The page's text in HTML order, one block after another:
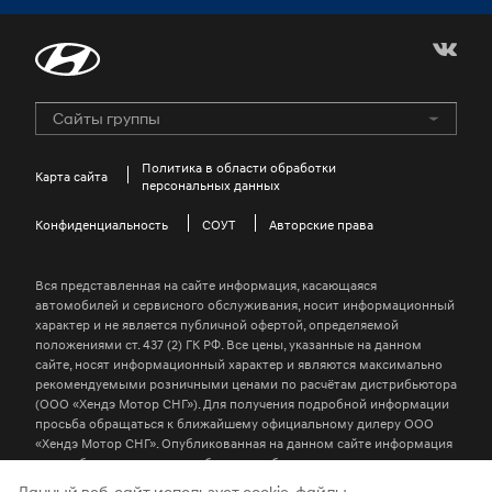
Карта сайта
Политика в области обработки
персональных данных
Конфиденциальность СОУТ Авторские права
Вся представленная на сайте информация, касающаяся
автомобилей и сервисного обслуживания, носит информационный
характер и не является публичной офертой, определяемой
положениями ст. 437 (2) ГК РФ. Все цены, указанные на данном
сайте, носят информационный характер и являются максимально
рекомендуемыми розничными ценами по расчётам дистрибьютора
(ООО «Хендэ Мотор СНГ»). Для получения подробной информации
просьба обращаться к ближайшему официальному дилеру ООО
«Хендэ Мотор СНГ». Опубликованная на данном сайте информация
может быть изменена в любое время без предварительного
уведомления.
Сайты группы
Hyundai Motor Group
HYUNDAI COLLECTION
Kids Hyundai
Global Business Investigation Center
Jeonbuk Hyundai Motors Football Club
H-ear
Hyundai Driving Academy
N Brand